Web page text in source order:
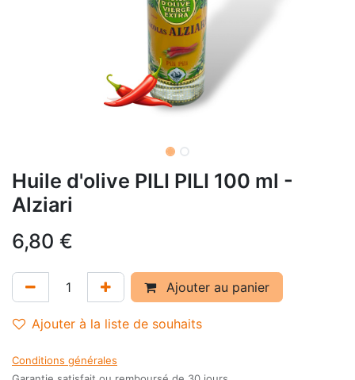
Huile d'olive PILI PILI 100 ml -
Alziari
6,80 €
Ajouter au panier
Ajouter à la liste de souhaits
Conditions générales